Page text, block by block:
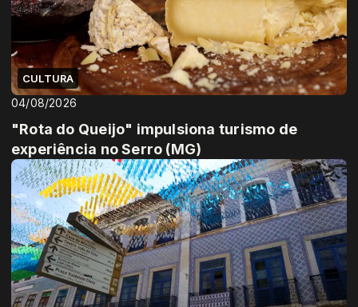
CULTURA
04/08/2026
"Rota do Queijo" impulsiona turismo de
experiência no Serro (MG)